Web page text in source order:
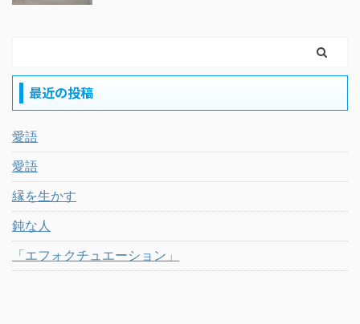
最近の投稿
愛語
愛語
縁を生かす
鈍な人
「エフォクチュエーション」